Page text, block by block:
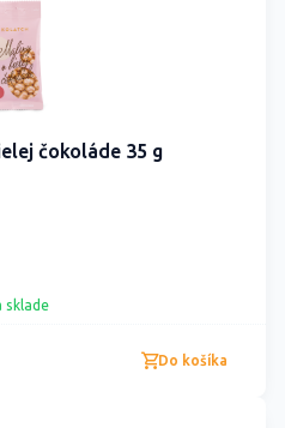
čokoláde 35 g
sklade
Do košíka